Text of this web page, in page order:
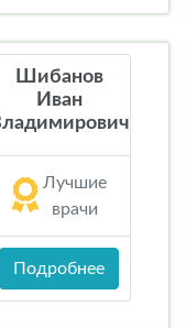
Шибанов
Иван
Лучшие
врачи
Подробнее